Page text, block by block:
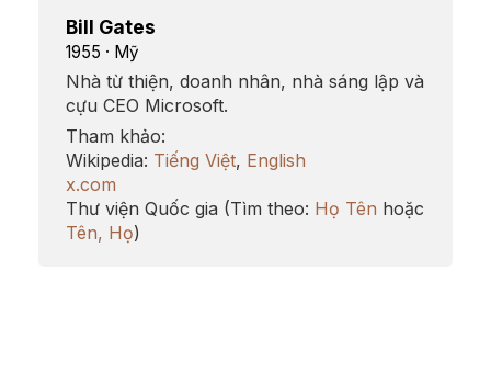
Bill Gates
1955 · Mỹ
Nhà từ thiện, doanh nhân, nhà sáng lập và
cựu CEO Microsoft.
Tham khảo:
Wikipedia: Tiếng Việt, English
x.com
Thư viện Quốc gia (Tìm theo: Họ Tên hoặc
Tên, Họ)